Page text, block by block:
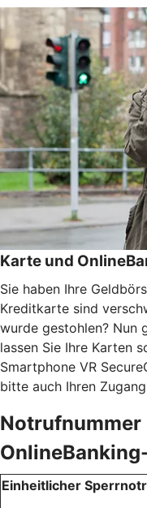
Karte und
Sie haben Ihre
Kreditkarte sind
wurde gestohlen? Nun
lassen Sie Ihre Karten
Smartphone VR
bitte auch Ihren
Einheitlicher